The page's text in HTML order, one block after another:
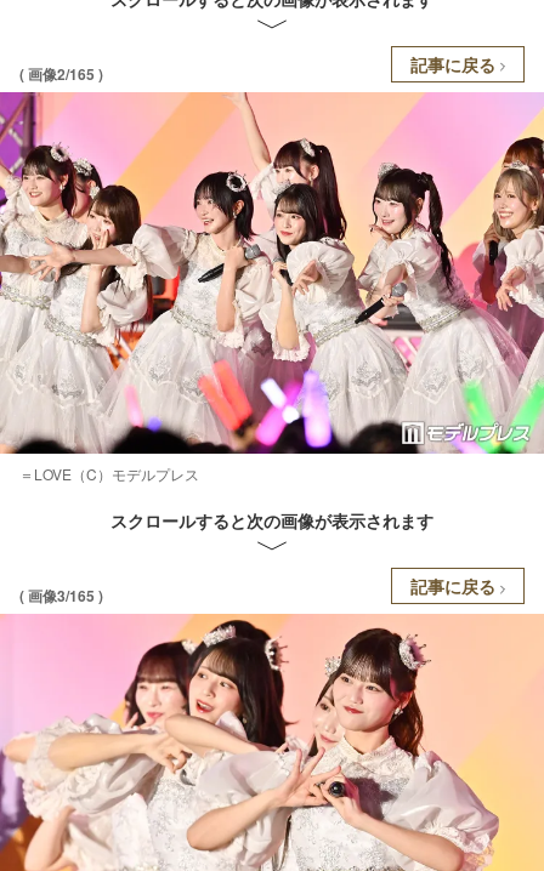
( 画像2/165 ) 記事に戻る
＝LOVE（C）モデルプレス
スクロールすると次の画像が表示されます
( 画像3/165 ) 記事に戻る